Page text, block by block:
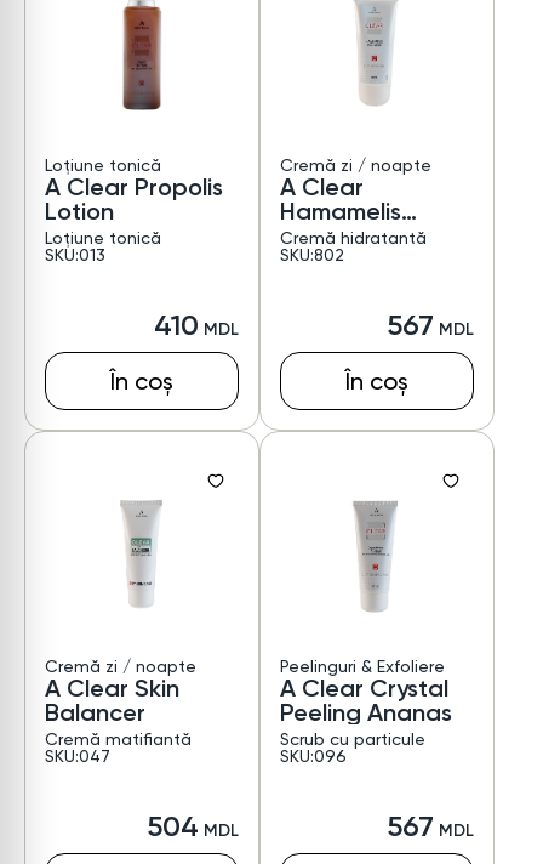
Loțiune tonică
A Clear Propolis
Lotion
Loțiune tonică
SKU:013
410
În coș
Cremă zi / noapte
A Clear
Hamamelis
Moisturizer
Cremă hidratantă
SKU:802
567
În coș
Cremă zi / noapte
A Clear Skin
Balancer
Cremă matifiantă
SKU:047
504
Peelinguri & Exfoliere
A Clear Crystal
Peeling Ananas
Scrub cu particule
SKU:096
567